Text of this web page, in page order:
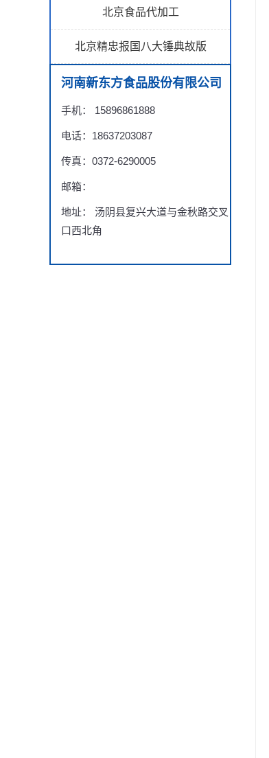
北京食品代加工
北京精忠报国八大锤典故版
河南新东方食品股份有限公司
手机： 15896861888
电话：18637203087
传真：0372-6290005
邮箱：
地址： 汤阴县复兴大道与金秋路交叉
口西北角